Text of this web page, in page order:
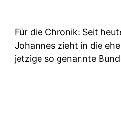
Für die Chronik: Seit
Johannes zieht in die
jetzige so genannte